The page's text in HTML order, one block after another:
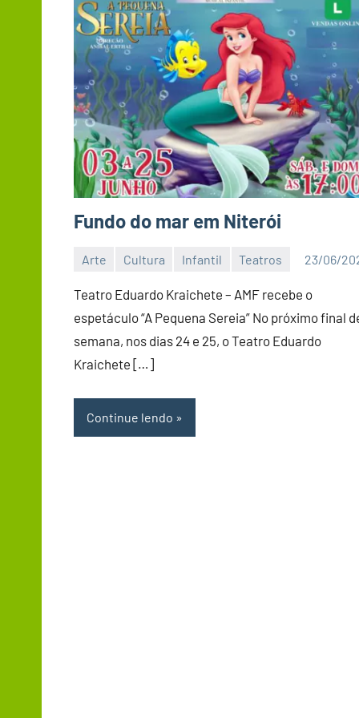
Fundo do mar em Niterói
Arte Cultura Infantil Teatros 23/06/
DN
Teatro Eduardo Kraichete – AMF recebe o
espetáculo “A Pequena Sereia” No próximo final
semana, nos dias 24 e 25, o Teatro Eduardo
Kraichete […]
Continue lendo